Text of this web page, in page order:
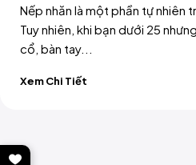
Nếp nhăn là một phần tự nhiên
Tuy nhiên, khi bạn dưới 25
cổ, bàn tay...
Xem Chi Tiết